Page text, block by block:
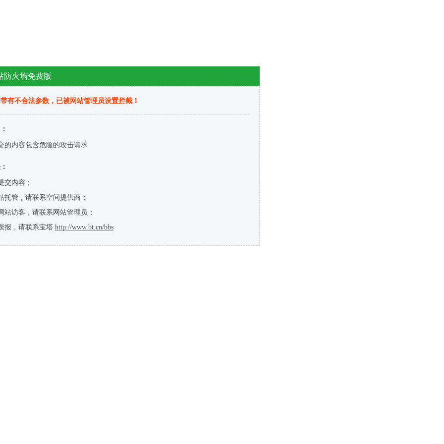
防火墙免费版
有不合法参数，已被网站管理员设置拦截！
的内容包含危险的攻击请求
交内容；
托管，请联系空间提供商；
站访客，请联系网站管理员；
报，请联系宝塔 http://www.bt.cn/bbs